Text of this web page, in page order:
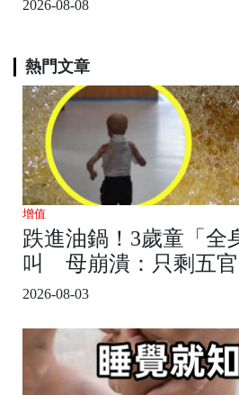
2026-08-08
熱門文章
增值
跌進油鍋！3歲童「全
叫 母崩潰：只剩五官
2026-08-03